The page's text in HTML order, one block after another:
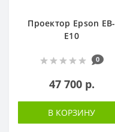
Проектор Epson EB-
E10
0
47 700 р.
В КОРЗИНУ